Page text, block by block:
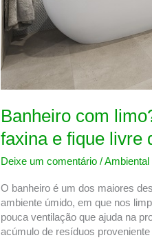
Banheiro com
faxina e fique livre
Deixe um comentário /Ambiental
O banheiro é um dos maiores
ambiente úmido, em que nos
pouca ventilação que ajuda na
acúmulo de resíduos